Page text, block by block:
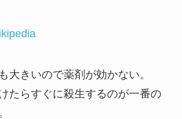
大きいので薬剤が効かない。
たらすぐに殺生するのが一番の